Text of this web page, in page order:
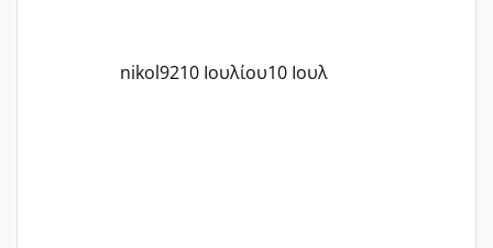
nikol9210 Ιουλίου10 Ιουλ